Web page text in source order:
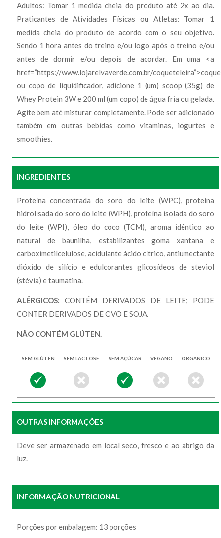
Adultos: Tomar 1 medida cheia do produto até 2x ao dia.
Praticantes de Atividades Físicas ou Atletas: Tomar 1
medida cheia do produto de acordo com o seu objetivo.
Sendo 1 hora antes do treino e/ou logo após o treino e/ou
antes de dormir e/ou depois de acordar. Em uma <a
href=”https://www.lojarelvaverde.com.br/
ou copo de liquidificador, adicione 1 (um) scoop (35g) de
Whey Protein 3W e 200 ml (um copo) de água fria ou gelada.
Agite bem até misturar completamente. Pode ser adicionado
também em outras bebidas como vitaminas, iogurtes e
smoothies.
INGREDIENTES
Proteína concentrada do soro do leite (WPC), proteína
hidrolisada do soro do leite (WPH), proteína isolada do soro
do leite (WPI), óleo do coco (TCM), aroma idêntico ao
natural de baunilha, estabilizantes goma xantana e
carboximetilcelulose, acidulante ácido cítrico, antiumectante
dióxido de silício e edulcorantes glicosídeos de steviol
(stévia) e taumatina.
ALÉRGICOS: CONTÉM DERIVADOS DE LEITE; PODE
CONTER DERIVADOS DE OVO E SOJA.
NÃO CONTÉM GLÚTEN.
SEM GLÚTEN SEM LACTOSE SEM AÇÚCAR VEGANO ORGANICO
OUTRAS INFORMAÇÕES
Deve ser armazenado em local seco, fresco e ao abrigo da
luz.
INFORMAÇÃO NUTRICIONAL
Porções por embalagem: 13 porções